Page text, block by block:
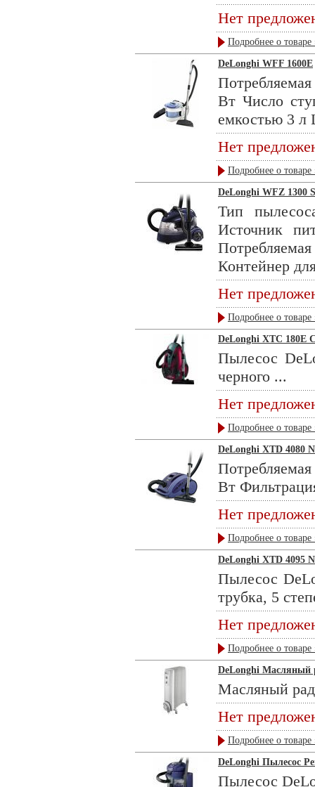
Нет
Подробнее о товаре
DeLonghi WFF 1600E
Вт Число
емкостью 3 л
Нет
Подробнее о товаре
DeLonghi WFZ 1300
Тип
Источник
Контейнер
Нет
Подробнее о товаре
DeLonghi XTC 180E
Пылесос
черного ...
Нет
Подробнее о товаре
DeLonghi XTD 4080
Вт
Нет
Подробнее о товаре
DeLonghi XTD 4095
Пылесос
трубка, 5
Нет
Подробнее о товаре
DeLonghi Масляный
Масляный
Нет
Подробнее о товаре
DeLonghi Пылесос
Пылесос